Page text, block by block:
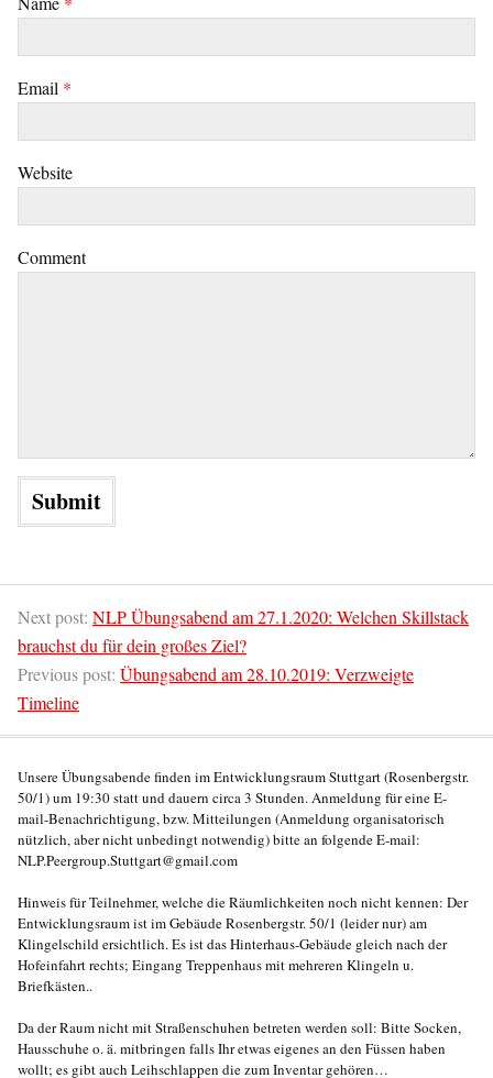
Email *
Website
Comment
Next post: NLP Übungsabend am 27.1.2020: Welchen Skillstack
brauchst du für dein großes Ziel?
Previous post: Übungsabend am 28.10.2019: Verzweigte
Timeline
Unsere Übungsabende finden im Entwicklungsraum Stuttgart (Rosenbergstr.
50/1) um 19:30 statt und dauern circa 3 Stunden. Anmeldung für eine E-
mail-Benachrichtigung, bzw. Mitteilungen (Anmeldung organisatorisch
nützlich, aber nicht unbedingt notwendig) bitte an folgende E-mail:
NLP.Peergroup.Stuttgart@gmail.com
Hinweis für Teilnehmer, welche die Räumlichkeiten noch nicht kennen: Der
Entwicklungsraum ist im Gebäude Rosenbergstr. 50/1 (leider nur) am
Klingelschild ersichtlich. Es ist das Hinterhaus-Gebäude gleich nach der
Hofeinfahrt rechts; Eingang Treppenhaus mit mehreren Klingeln u.
Briefkästen..
Da der Raum nicht mit Straßenschuhen betreten werden soll: Bitte Socken,
Hausschuhe o. ä. mitbringen falls Ihr etwas eigenes an den Füssen haben
wollt; es gibt auch Leihschlappen die zum Inventar gehören…